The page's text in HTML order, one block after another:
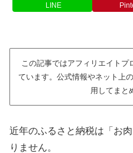
LINE
この記事ではアフィリエイトプ
ています。公式情報やネット上
用してまと
近年のふるさと納税は「お
りません。